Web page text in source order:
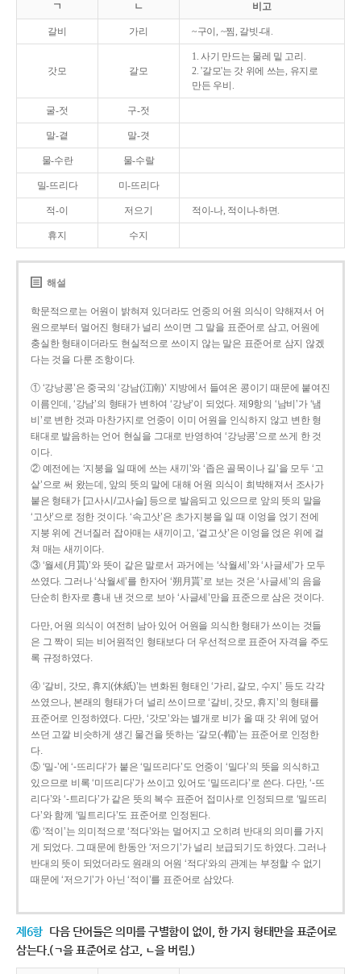
ㄱ ㄴ 비고
갈비 가리 ~구이, ~찜, 갈빗-대.
갓모 갈모
1. 사기 만드는 물레 밑 고리.
2. '갈모'는 갓 위에 쓰는, 유지로
만든 우비.
굴-젓 구-젓
말-곁 말-겻
물-수란 물-수랄
밀-뜨리다 미-뜨리다
적-이 저으기 적이-나, 적이나-하면.
휴지 수지
해설
학문적으로는 어원이 밝혀져 있더라도 언중의 어원 의식이 약해져서 어
원으로부터 멀어진 형태가 널리 쓰이면 그 말을 표준어로 삼고, 어원에
충실한 형태이더라도 현실적으로 쓰이지 않는 말은 표준어로 삼지 않겠
다는 것을 다룬 조항이다.
① ‘강낭콩’은 중국의 ‘강남(江南)’ 지방에서 들여온 콩이기 때문에 붙여진
이름인데, ‘강남’의 형태가 변하여 ‘강낭’이 되었다. 제9항의 ‘남비’가 ‘냄
비’로 변한 것과 마찬가지로 언중이 이미 어원을 인식하지 않고 변한 형
태대로 발음하는 언어 현실을 그대로 반영하여 ‘강낭콩’으로 쓰게 한 것
이다.
② 예전에는 ‘지붕을 일 때에 쓰는 새끼’와 ‘좁은 골목이나 길’을 모두 ‘고
샅’으로 써 왔는데, 앞의 뜻의 말에 대해 어원 의식이 희박해져서 조사가
붙은 형태가 [고사시/고사슬] 등으로 발음되고 있으므로 앞의 뜻의 말을
‘고삿’으로 정한 것이다. ‘속고삿’은 초가지붕을 일 때 이엉을 얹기 전에
지붕 위에 건너질러 잡아매는 새끼이고, ‘겉고삿’은 이엉을 얹은 위에 걸
쳐 매는 새끼이다.
③ ‘월세(月貰)’와 뜻이 같은 말로서 과거에는 ‘삭월세’와 ‘사글세’가 모두
쓰였다. 그러나 ‘삭월세’를 한자어 ‘朔月貰’로 보는 것은 ‘사글세’의 음을
단순히 한자로 흉내 낸 것으로 보아 ‘사글세’만을 표준으로 삼은 것이다.
다만, 어원 의식이 여전히 남아 있어 어원을 의식한 형태가 쓰이는 것들
은 그 짝이 되는 비어원적인 형태보다 더 우선적으로 표준어 자격을 주도
록 규정하였다.
④ ‘갈비, 갓모, 휴지(休紙)’는 변화된 형태인 ‘가리, 갈모, 수지’ 등도 각각
쓰였으나, 본래의 형태가 더 널리 쓰이므로 ‘갈비, 갓모, 휴지’의 형태를
표준어로 인정하였다. 다만, ‘갓모’와는 별개로 비가 올 때 갓 위에 덮어
쓰던 고깔 비슷하게 생긴 물건을 뜻하는 ‘갈모(-帽)’는 표준어로 인정한
다.
⑤ ‘밀-’에 ‘-뜨리다’가 붙은 ‘밀뜨리다’도 언중이 ‘밀다’의 뜻을 의식하고
있으므로 비록 ‘미뜨리다’가 쓰이고 있어도 ‘밀뜨리다’로 쓴다. 다만, ‘-뜨
리다’와 ‘-트리다’가 같은 뜻의 복수 표준어 접미사로 인정되므로 ‘밀뜨리
다’와 함께 ‘밀트리다’도 표준어로 인정된다.
⑥ ‘적이’는 의미적으로 ‘적다’와는 멀어지고 오히려 반대의 의미를 가지
게 되었다. 그 때문에 한동안 ‘저으기’가 널리 보급되기도 하였다. 그러나
반대의 뜻이 되었더라도 원래의 어원 ‘적다’와의 관계는 부정할 수 없기
때문에 ‘저으기’가 아닌 ‘적이’를 표준어로 삼았다.
제6항 다음 단어들은 의미를 구별함이 없이, 한 가지 형태만을 표준어로
삼는다.(ㄱ을 표준어로 삼고, ㄴ을 버림.)